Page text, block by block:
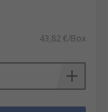
43,82 €/Box